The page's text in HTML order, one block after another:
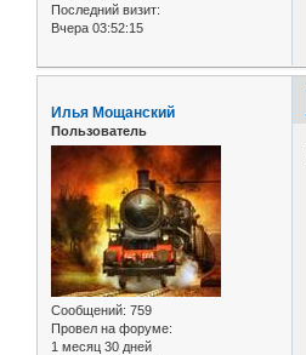
Последний визит:
Вчера 03:52:15
Илья Мощанский
Пользователь
Сообщений: 759
Провел на форуме:
1 месяц 30 дней